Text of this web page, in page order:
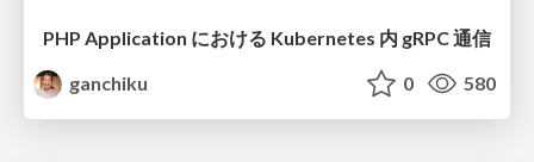
PHP Application における Kubernetes 内 gRPC 通信
ganchiku
0 580